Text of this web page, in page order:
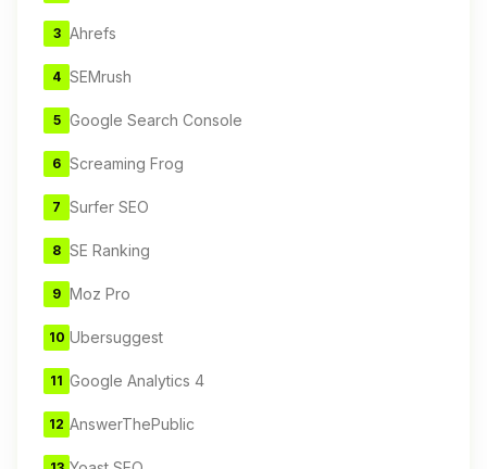
3 Ahrefs
4 SEMrush
5 Google Search Console
6 Screaming Frog
7 Surfer SEO
8 SE Ranking
9 Moz Pro
10 Ubersuggest
11 Google Analytics 4
12 AnswerThePublic